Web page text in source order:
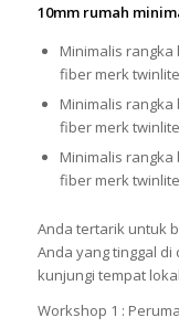
10mm rumah
Minimalis rangka
fiber merk twinlite
Minimalis rangka
fiber merk twinlite
Minimalis rangka
fiber merk twinlite
Anda tertarik untuk
Anda yang tinggal
kunjungi tempat
Workshop 1 :